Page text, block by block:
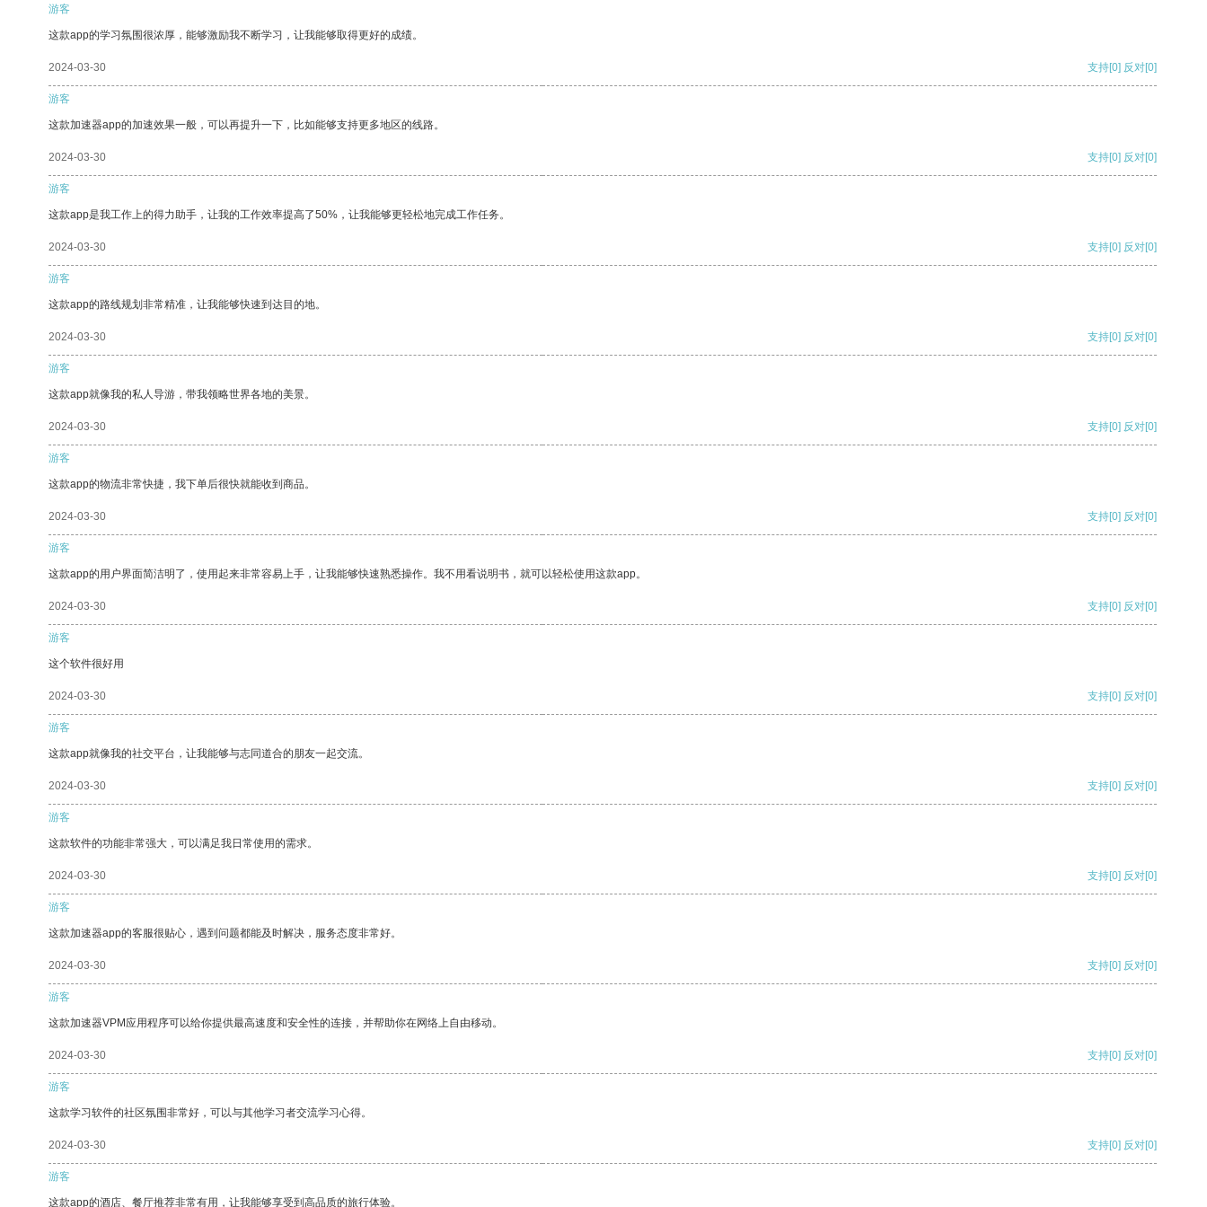
游客
这款app的学习氛围很浓厚，能够激励我不断学习，让我能够取得更好的成绩。
2024-03-30 支持[0] 反对[0]
游客
这款加速器app的加速效果一般，可以再提升一下，比如能够支持更多地区的线路。
2024-03-30 支持[0] 反对[0]
游客
这款app是我工作上的得力助手，让我的工作效率提高了50%，让我能够更轻松地完成工作任务。
2024-03-30 支持[0] 反对[0]
游客
这款app的路线规划非常精准，让我能够快速到达目的地。
2024-03-30 支持[0] 反对[0]
游客
这款app就像我的私人导游，带我领略世界各地的美景。
2024-03-30 支持[0] 反对[0]
游客
这款app的物流非常快捷，我下单后很快就能收到商品。
2024-03-30 支持[0] 反对[0]
游客
这款app的用户界面简洁明了，使用起来非常容易上手，让我能够快速熟悉操作。我不用看说明书，就可以轻松使用这款app。
2024-03-30 支持[0] 反对[0]
游客
这个软件很好用
2024-03-30 支持[0] 反对[0]
游客
这款app就像我的社交平台，让我能够与志同道合的朋友一起交流。
2024-03-30 支持[0] 反对[0]
游客
这款软件的功能非常强大，可以满足我日常使用的需求。
2024-03-30 支持[0] 反对[0]
游客
这款加速器app的客服很贴心，遇到问题都能及时解决，服务态度非常好。
2024-03-30 支持[0] 反对[0]
游客
这款加速器VPM应用程序可以给你提供最高速度和安全性的连接，并帮助你在网络上自由移动。
2024-03-30 支持[0] 反对[0]
游客
这款学习软件的社区氛围非常好，可以与其他学习者交流学习心得。
2024-03-30 支持[0] 反对[0]
游客
这款app的酒店、餐厅推荐非常有用，让我能够享受到高品质的旅行体验。